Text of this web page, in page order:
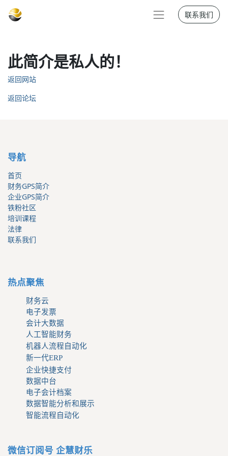
联系我们
此简介是私人的！
返回网站
返回论坛
导航
首页
财务GPS简介
企业GPS简介
铁粉社区
培训课程
法律
联系我们
热点聚焦
财务云
电子发票
会计大数据
人工智能财务
机器人流程自动化
新一代ERP
企业快捷支付
数据中台
电子会计档案
数据智能分析和展示
智能流程自动化
微信订阅号 企慧财乐